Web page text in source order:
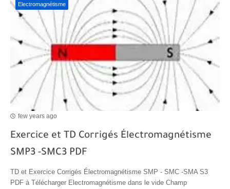
Electromagnétisme
few years ago
Exercice et TD Corrigés Électromagnétisme
SMP3 -SMC3 PDF
TD et Exercice Corrigés Électromagnétisme SMP - SMC -SMA S3
PDF à Télécharger Electromagnétisme dans le vide Champ